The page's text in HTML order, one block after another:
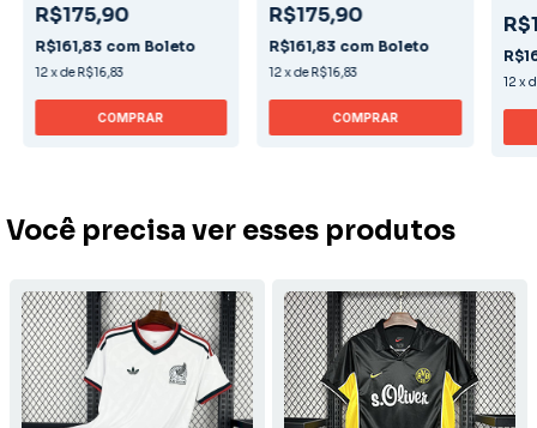
R$175,90
R$161,83 com Boleto
12xdeR$16,83
COMPRAR
R$175,90
R$161,83 com Boleto
12xdeR$16,83
COMPRAR
12 x
Você precisa ver esses produtos